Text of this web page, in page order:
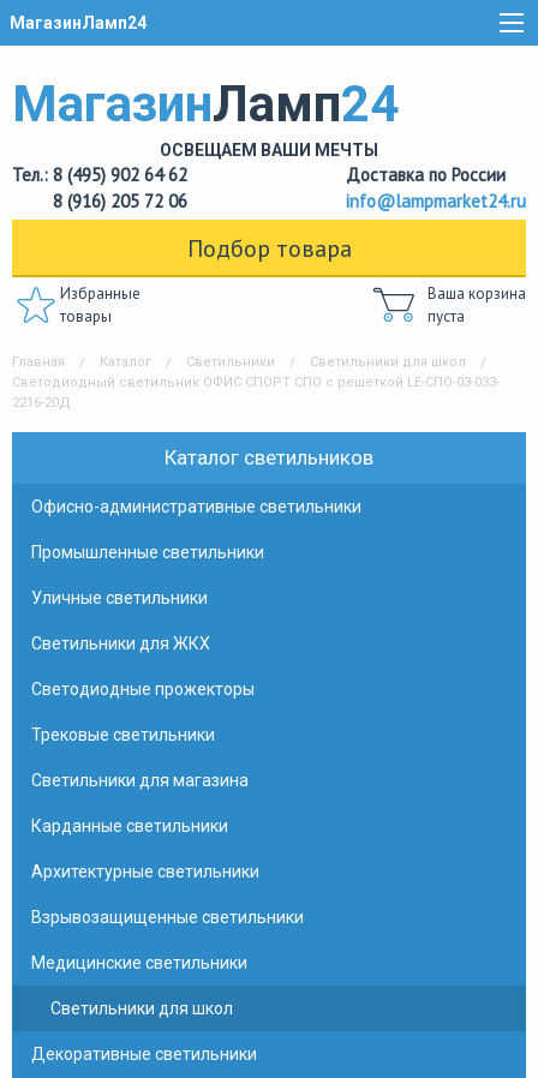
МагазинЛамп24
МагазинЛамп24
ОСВЕЩАЕМ ВАШИ МЕЧТЫ
Тел.: 8 (495) 902 64 62
8 (916) 205 72 06
Доставка по России
info@lampmarket24.ru
Подбор товара
Избранные
товары
Ваша корзина
пуста
Главная Каталог Светильники
Светильники для школ
Светодиодный светильник ОФИС СПОРТ СПО с решеткой LE-СПО-03-033-
2216-20Д
Каталог светильников
Офисно-административные светильники
Промышленные светильники
Уличные светильники
Светильники для ЖКХ
Светодиодные прожекторы
Трековые светильники
Светильники для магазина
Карданные светильники
Архитектурные светильники
Взрывозащищенные светильники
Медицинские светильники
Светильники для школ
Декоративные светильники